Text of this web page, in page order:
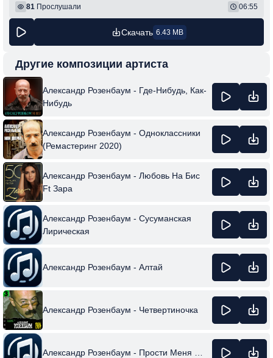
81 Прослушали 06:55
Скачать 6.43 MB
Другие композиции артиста
Александр Розенбаум - Где-Нибудь, Как-
Нибудь
Александр Розенбаум - Одноклассники
(Ремастеринг 2020)
Александр Розенбаум - Любовь На Бис
Ft Зара
Александр Розенбаум - Сусуманская
Лирическая
Александр Розенбаум - Алтай
Александр Розенбаум - Четвертиночка
Александр Розенбаум - Прости Меня …